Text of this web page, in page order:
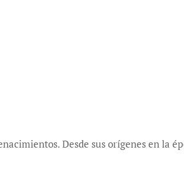
Desde sus orígenes en la